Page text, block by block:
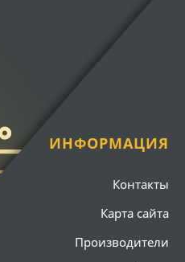
ИНФОРМАЦИЯ
Контакты
Карта сайта
Производители